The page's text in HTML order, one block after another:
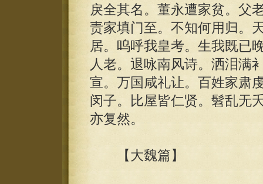
戾全其名。董永遭家贫。父
责家填门至。不知何用归。
居。呜呼我皇考。生我既已
人老。退咏南风诗。洒泪满
宣。万国咸礼让。百姓家肃
闵子。比屋皆仁贤。髫乱无
亦复然。
【大魏篇】